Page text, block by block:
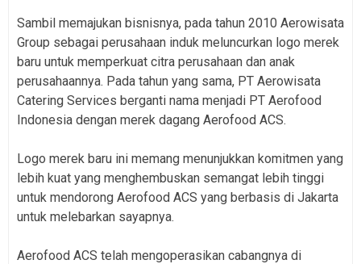
Sambil memajukan bisnisnya, pada tahun 2010 Aerowisata
Group sebagai perusahaan induk meluncurkan logo merek
baru untuk memperkuat citra perusahaan dan anak
perusahaannya. Pada tahun yang sama, PT Aerowisata
Catering Services berganti nama menjadi PT Aerofood
Indonesia dengan merek dagang Aerofood ACS.
Logo merek baru ini memang menunjukkan komitmen yang
lebih kuat yang menghembuskan semangat lebih tinggi
untuk mendorong Aerofood ACS yang berbasis di Jakarta
untuk melebarkan sayapnya.
Aerofood ACS telah mengoperasikan cabangnya di